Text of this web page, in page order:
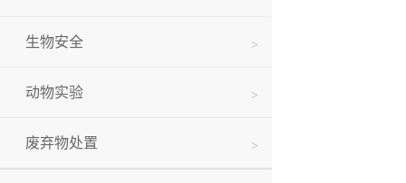
生物安全
动物实验
废弃物处置